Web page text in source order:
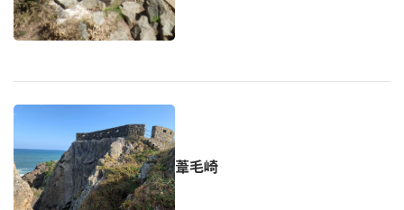
葦毛崎